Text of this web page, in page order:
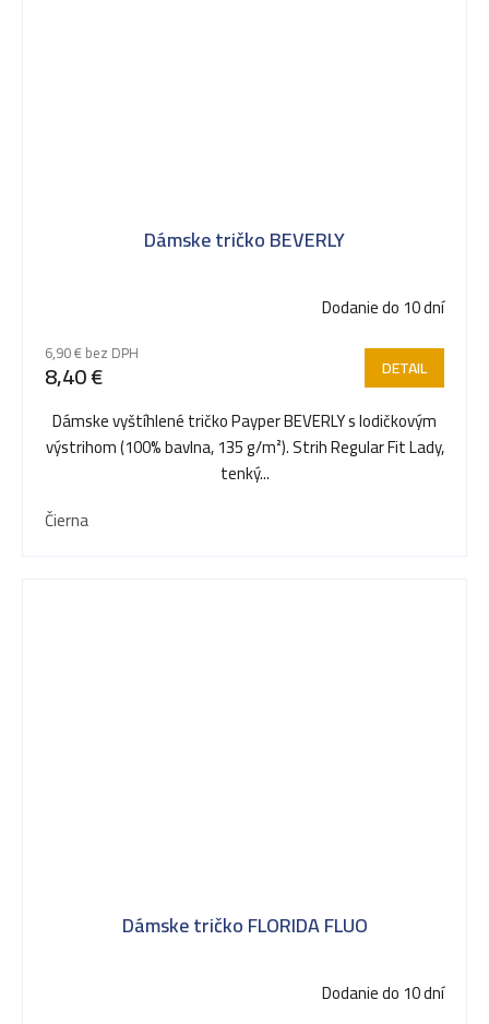
Dámske tričko BEVERLY
Dodanie do 10 dní
6,90 € bez DPH
8,40 € DETAIL
Dámske vyštíhlené tričko Payper BEVERLY s lodičkovým
výstrihom (100% bavlna, 135 g/m²). Strih Regular Fit Lady,
tenký...
Čierna
Dámske tričko FLORIDA FLUO
Dodanie do 10 dní